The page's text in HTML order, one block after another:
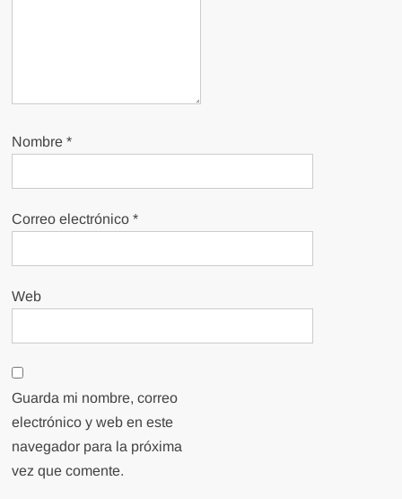
Nombre*
Correo electrónico*
Web
Guarda mi nombre, correo
electrónico y web en este
navegador para la próxima
vez que comente.